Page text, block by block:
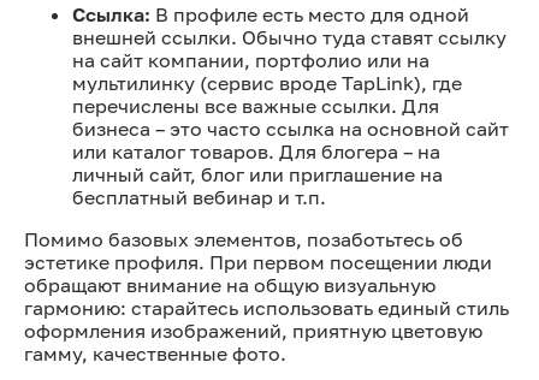
Ссылка: В профиле есть место для одной
внешней ссылки. Обычно туда ставят ссылку
на сайт компании, портфолио или на
мультилинку (сервис вроде TapLink), где
перечислены все важные ссылки. Для
бизнеса – это часто ссылка на основной сайт
или каталог товаров. Для блогера – на
личный сайт, блог или приглашение на
бесплатный вебинар и т.п.
Помимо базовых элементов, позаботьтесь об
эстетике профиля. При первом посещении люди
обращают внимание на общую визуальную
гармонию: старайтесь использовать единый стиль
оформления изображений, приятную цветовую
гамму, качественные фото.